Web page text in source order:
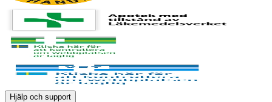
Hjälp och support